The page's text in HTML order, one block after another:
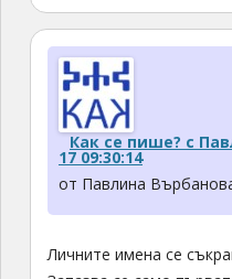
Как се пише? с
17 09:30:14
от Павлина
Личните имена се